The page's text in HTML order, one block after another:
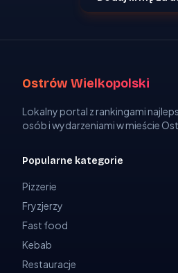
Ostrów Wielkopolski
Lokalny portal z rankingami
osób i wydarzeniami w mieście
Popularne kategorie
Pizzerie
Fryzjerzy
Fast food
Kebab
Restauracje